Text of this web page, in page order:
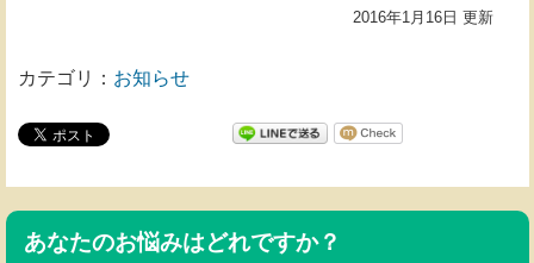
2016年1月16日 更新
カテゴリ： お知らせ
あなたのお悩みはどれですか？